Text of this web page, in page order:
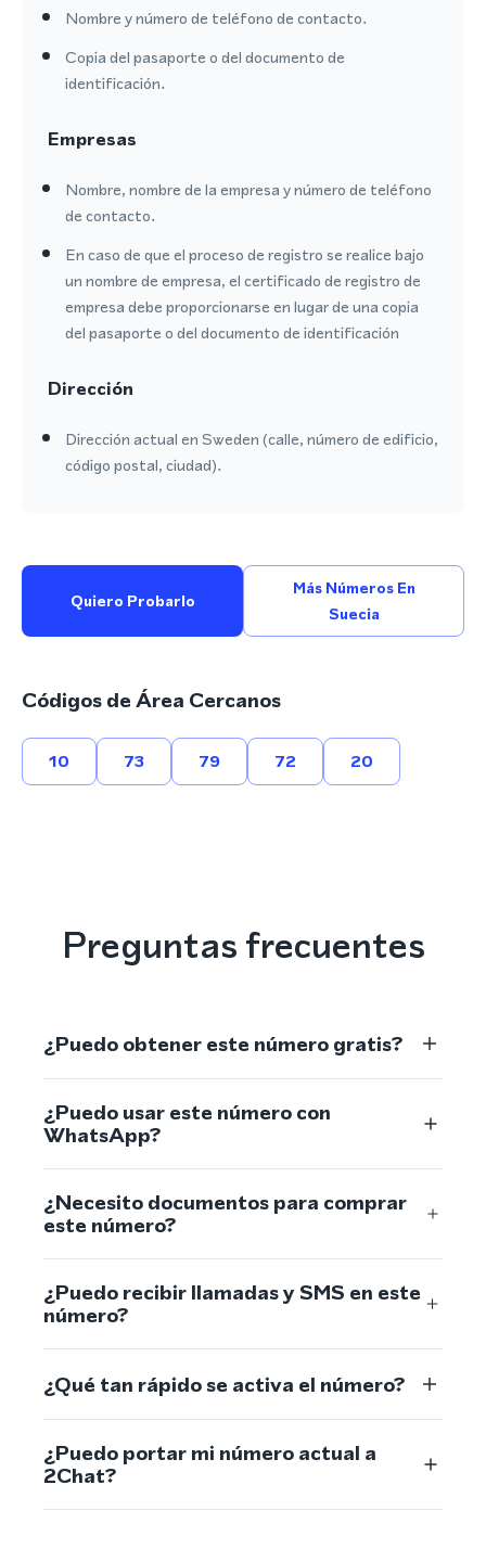
Nombre y número de teléfono de contacto.
Copia del pasaporte o del documento de
identificación.
Empresas
Nombre, nombre de la empresa y número de teléfono
de contacto.
En caso de que el proceso de registro se realice bajo
un nombre de empresa, el certificado de registro de
empresa debe proporcionarse en lugar de una copia
del pasaporte o del documento de identificación
Dirección
Dirección actual en Sweden (calle, número de edificio,
código postal, ciudad).
Quiero Probarlo
Más Números En
Suecia
Códigos de Área Cercanos
10 73 79 72 20
Preguntas frecuentes
¿Puedo obtener este número gratis?
¿Puedo usar este número con
WhatsApp?
¿Necesito documentos para comprar
este número?
¿Puedo recibir llamadas y SMS en este
número?
¿Qué tan rápido se activa el número?
¿Puedo portar mi número actual a
2Chat?